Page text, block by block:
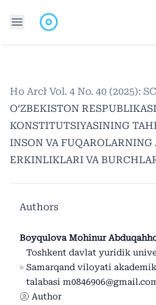
Home /
Archives /
Vol. 4 No. 40 (2025):
O‘ZBEKISTON RESPUBLIKASI
KONSTITUTSIYASINING
INSON VA
ERKINLIKLARI VA
Authors
Boyqulova Mohinur
Toshkent davlat yuridik
Samarqand viloyati
talabasi
Author